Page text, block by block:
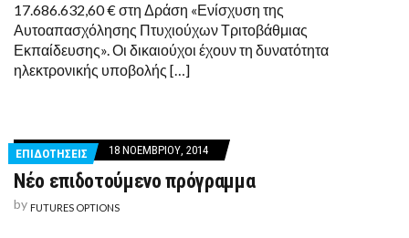
17.686.632,60 € στη Δράση «Ενίσχυση της
Αυτοαπασχόλησης Πτυχιούχων Τριτοβάθμιας
Εκπαίδευσης». Οι δικαιούχοι έχουν τη δυνατότητα
ηλεκτρονικής υποβολής […]
ΕΠΙΔΟΤΗΣΕΙΣ 18 ΝΟΕΜΒΡΊΟΥ, 2014
Νέο επιδοτούμενο πρόγραμμα
by FUTURES OPTIONS